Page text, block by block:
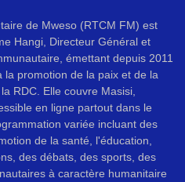
de Mweso (RTCM FM) est
Hangi, Directeur Général et
émettant depuis 2011
promotion de la paix et de la
RDC. Elle couvre Masisi,
en ligne partout dans le
variée incluant des
de la santé, l'éducation,
des débats, des sports, des
à caractère humanitaire